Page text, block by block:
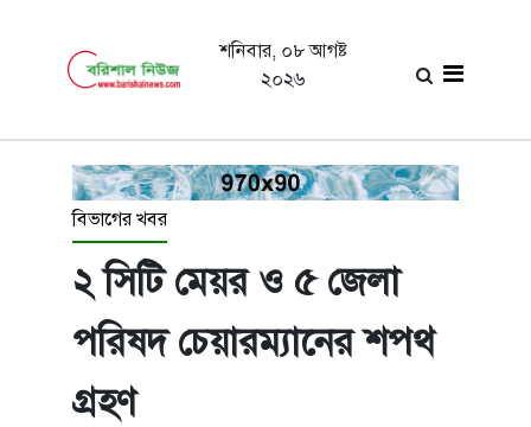
শনিবার, ০৮ আগষ্ট
২০২৬
বিভাগের খবর
২ সিটি মেয়র ও ৫ জেলা
পরিষদ চেয়ারম্যানের শপথ
গ্রহণ